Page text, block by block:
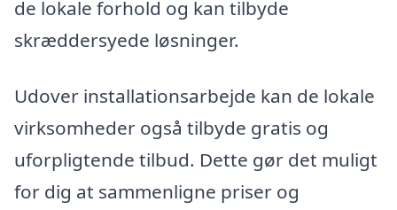
de lokale forhold og kan tilbyde
skræddersyede løsninger.
Udover installationsarbejde kan de lokale
virksomheder også tilbyde gratis og
uforpligtende tilbud. Dette gør det muligt
for dig at sammenligne priser og